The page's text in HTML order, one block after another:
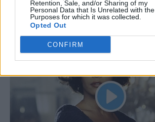
Retention, Sale, and/or Sharing of my
Personal Data that Is Unrelated with the
Purposes for which it was collected.
Opted Out
CONFIRM